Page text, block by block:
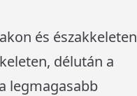
és északkeleten
délután a
legmagasabb